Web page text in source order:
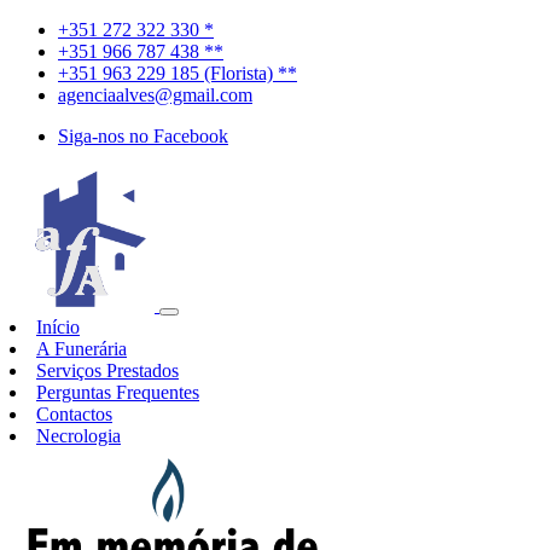
+351 272 322 330 *
+351 966 787 438 **
+351 963 229 185 (Florista) **
agenciaalves@gmail.com
Siga-nos no Facebook
Início
A Funerária
Serviços Prestados
Perguntas Frequentes
Contactos
Necrologia